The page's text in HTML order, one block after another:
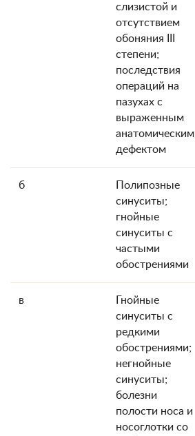
слизистой и
отсутствием
обоняния III
степени;
последствия
операций на
пазухах с
выраженным
анатомическим
дефектом
б
Полипозные
синуситы;
гнойные
синуситы с
частыми
обострениями
в
Гнойные
синуситы с
редкими
обострениями;
негнойные
синуситы;
болезни
полости носа и
носоглотки со